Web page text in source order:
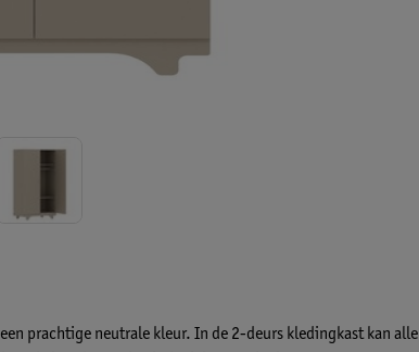
prachtige neutrale kleur. In de 2-deurs kledingkast kan alle